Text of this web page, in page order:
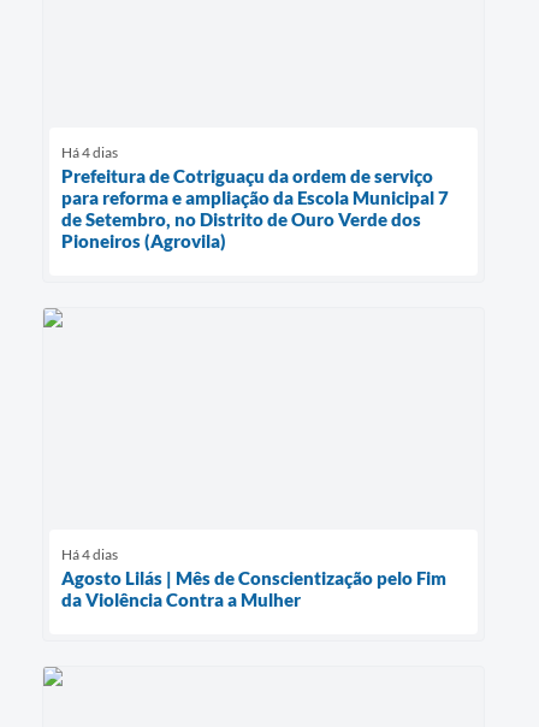
Há 4 dias
Prefeitura de Cotriguaçu da ordem de serviço
para reforma e ampliação da Escola Municipal 7
de Setembro, no Distrito de Ouro Verde dos
Pioneiros (Agrovila)
Há 4 dias
Agosto Lilás | Mês de Conscientização pelo Fim
da Violência Contra a Mulher